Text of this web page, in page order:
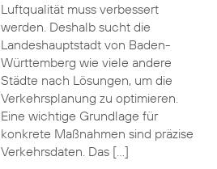
Luftqualität muss verbessert
werden. Deshalb sucht die
Landeshauptstadt von Baden-
Württemberg wie viele andere
Städte nach Lösungen, um die
Verkehrsplanung zu optimieren.
Eine wichtige Grundlage für
konkrete Maßnahmen sind präzise
Verkehrsdaten. Das […]